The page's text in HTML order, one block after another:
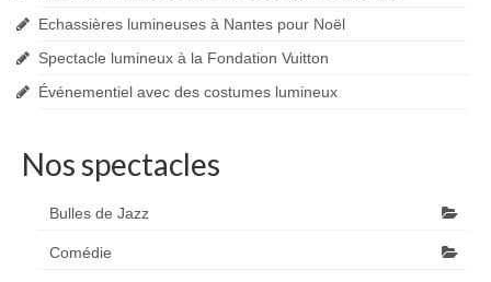
Echassières lumineuses à Nantes pour Noël
Spectacle lumineux à la Fondation Vuitton
Événementiel avec des costumes lumineux
Nos spectacles
Bulles de Jazz
Comédie